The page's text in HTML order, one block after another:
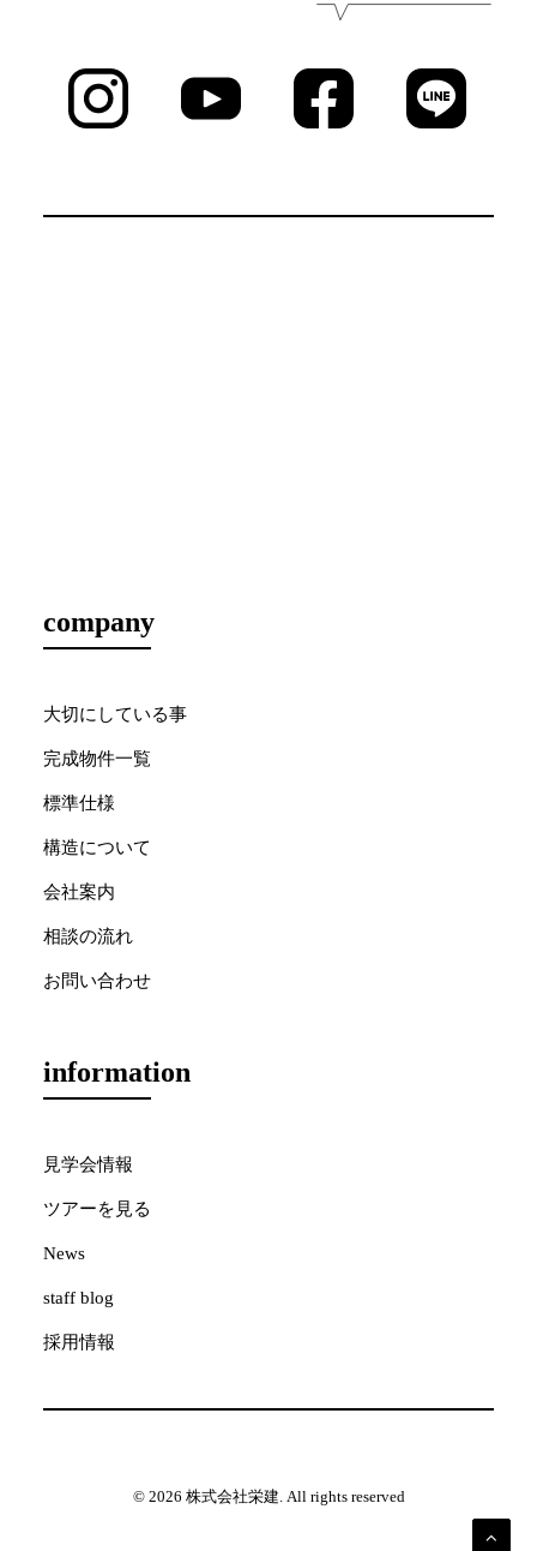
company
大切にしている事
完成物件一覧
標準仕様
構造について
会社案内
相談の流れ
お問い合わせ
information
見学会情報
ツアーを見る
News
staff blog
採用情報
© 2026 株式会社栄建. All rights reserved